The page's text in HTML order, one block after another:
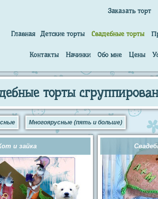
Заказать торт
Главная Детские торты Свадебные торты
Контакты Начинки Обо мне Цены
торты
Многоярусные (пять и больше)
и зайка